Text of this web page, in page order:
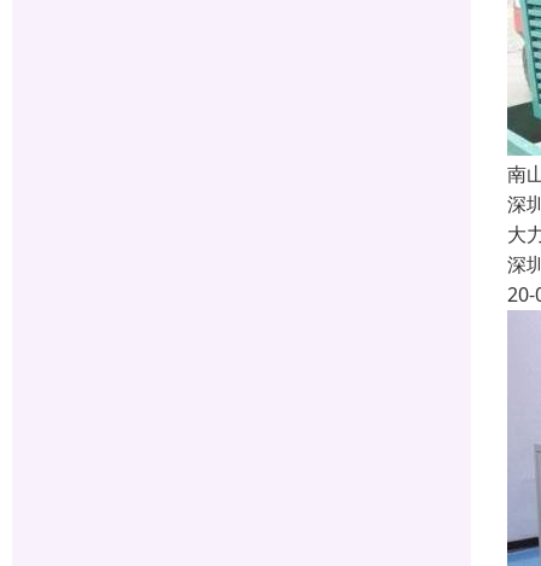
南
深
大
深
20-